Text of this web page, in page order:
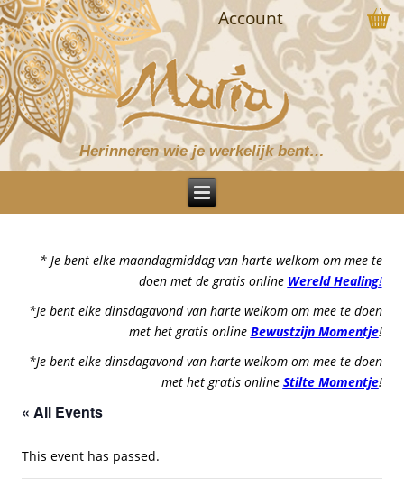
Herinneren wie je werkelijk bent…
Account
* Je bent elke maandagmiddag van harte welkom om mee te
doen met de gratis online Wereld Healing!
*Je bent elke dinsdagavond van harte welkom om mee te doen
met het gratis online Bewustzijn Momentje!
*Je bent elke dinsdagavond van harte welkom om mee te doen
met het gratis online Stilte Momentje!
« All Events
This event has passed.